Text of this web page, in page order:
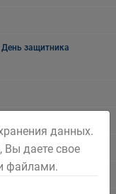
защитника
данных.
Вы даете свое
файлами.